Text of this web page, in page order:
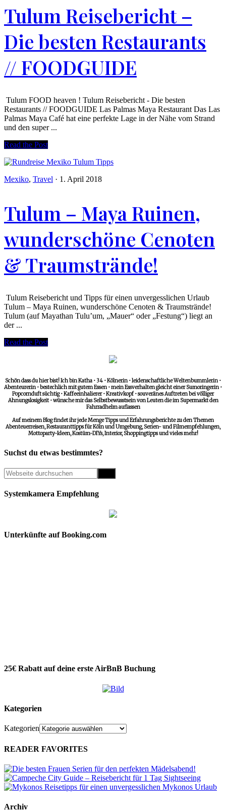
Tulum Reisebericht –
Die besten Restaurants
// FOODGUIDE
Tulum FOOD heaven ! Tulum Reisebericht - Die besten
Restaurants // FOODGUIDE Las Palmas Maya Restaurant Das Las
Palmas Maya Café hat eine perfekte Lage in der Nähe vom Strand
und den super ...
Read the Post
Mexiko, Travel · 1. April 2018
Tulum – Maya Ruinen,
wunderschöne Cenoten
& Traumstrände!
Tulum Reisebericht und Tipps für einen unvergesslichen Urlaub
Tulum – Maya Ruinen, wunderschöne Cenoten & Traumstrände!
Tulum (auf Mayathan Tulu’um, „Mauer“ oder „Festung“) liegt an
der ...
Read the Post
Schön dass du hier bist! Ich bin Katha • 34 • Kölnerin • leidenschaftliche Weltenbummlerin •
Abenteurerin • bestechlich mit gutem Essen • mein Essverhalten gleicht einer Sumoringerin •
Popcornduft süchtig • Kaffeeinhalierer • Kreativkopf • souveränes Auftreten bei völliger
Ahnungslosigkeit • wünsche mir das Selbstbewusstsein von Leuten die im Supermarkt den
Fahrradhelm auflassen
Auf meinem Blog findet ihr jede Menge Tipps und Erfahrungsberichte zu den Themen
Abenteuerreisen, Restauranttipps für Köln und Umgebung, Serien- und Filmempfehlungen,
Mottoparty-Ideen, Kostüm-DIYs, Interior, Shoppingtipps und vieles mehr!
Suchst du etwas bestimmtes?
Systemkamera Empfehlung
Unterkünfte auf Booking.com
25€ Rabatt auf deine erste AirBnB Buchung
Kategorien
Kategorien
READER FAVORITES
Archiv